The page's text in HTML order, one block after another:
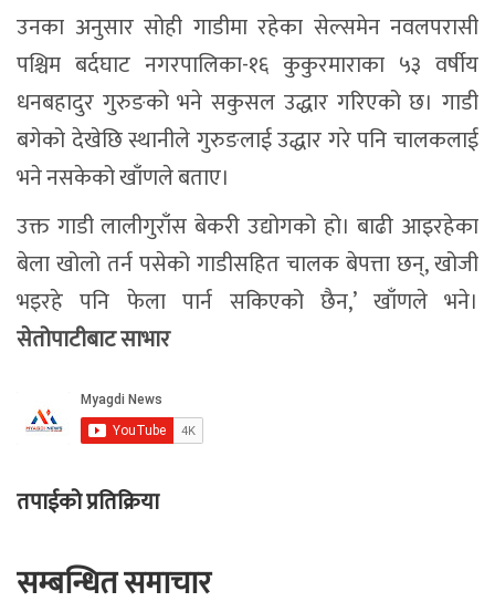
उनका अनुसार सोही गाडीमा रहेका सेल्समेन नवलपरासी
पश्चिम बर्दघाट नगरपालिका-१६ कुकुरमाराका ५३ वर्षीय
धनबहादुर गुरुङको भने सकुसल उद्धार गरिएको छ। गाडी
बगेको देखेछि स्थानीले गुरुङलाई उद्धार गरे पनि चालकलाई
भने नसकेको खाँणले बताए।
उक्त गाडी लालीगुराँस बेकरी उद्योगको हो। बाढी आइरहेका
बेला खोलो तर्न पसेको गाडीसहित चालक बेपत्ता छन्, खोजी
भइरहे पनि फेला पार्न सकिएको छैन,’ खाँणले भने।
सेतोपाटीबाट साभार
तपाईको प्रतिक्रिया
सम्बन्धित समाचार